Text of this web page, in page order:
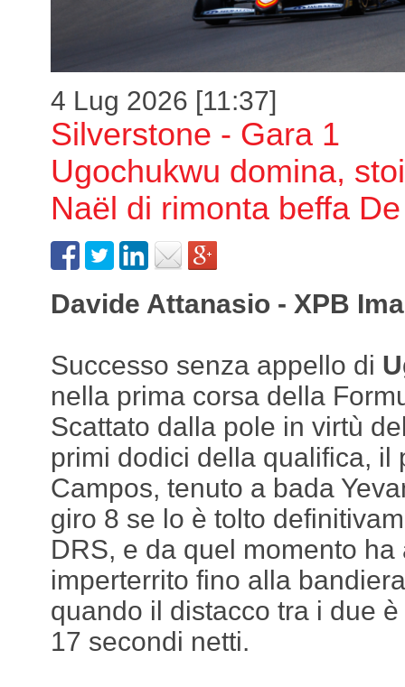
4 Lug 2026 [11:37]
Silverstone - Gara 1
Ugochukwu domina,
Naël di rimonta beffa
Davide Attanasio - XPB
Successo senza appello di
nella prima corsa della
Scattato dalla pole in virtù
primi dodici della qualifica, il
Campos, tenuto a bada
giro 8 se lo è tolto
DRS, e da quel momento ha
imperterrito fino alla
quando il distacco tra i due
17 secondi netti.